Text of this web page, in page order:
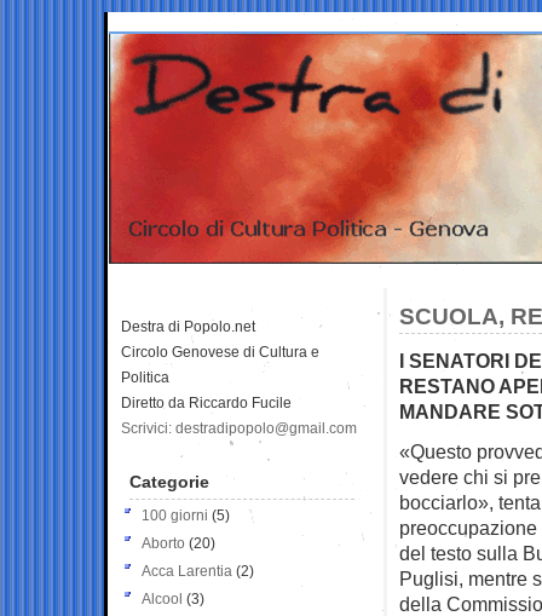
SCUOLA,
I SENATORI
RESTANO
MANDARE
«Questo
vedere chi si
bocciarlo»,
del testo sulla
Puglisi, mentre
della
Destra di Popolo.net
Circolo Genovese di Cultura e
Politica
Diretto da Riccardo Fucile
Scrivici: destradipopolo@gmail.com
Categorie
100 giorni (5)
Aborto (20)
Acca Larentia (2)
Alcool (3)